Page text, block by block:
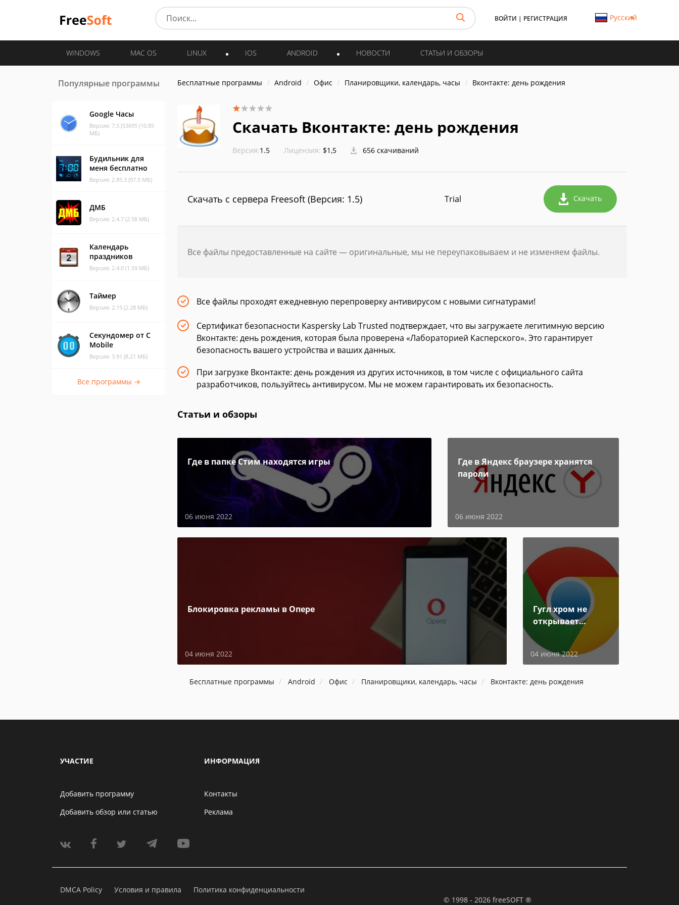
ВОЙТИ | РЕГИСТРАЦИЯ Русский
WINDOWS MAC OS LINUX IOS ANDROID НОВОСТИ СТАТЬИ И ОБЗОРЫ
Популярные программы
Google Часы
Версия: 7.5 (53695 (10.85
МБ)
Будильник для
меня бесплатно
Версия: 2.85.3 (97.5 МБ)
ДМБ
Версия: 2.4.7 (2.58 МБ)
Календарь
праздников
Версия: 2.4.0 (1.59 МБ)
Таймер
Версия: 2.15 (2.28 МБ)
Секундомер от C
Mobile
Версия: 3.91 (8.21 МБ)
Все программы →
Бесплатные программы Android Офис Планировщики, календарь, часы Вконтакте: день рождения
Скачать Вконтакте: день рождения
Версия:1.5 Лицензия: $1,5 656 скачиваний
Скачать с сервера Freesoft (Версия: 1.5) Trial Скачать
Все файлы предоставленные на сайте — оригинальные, мы не переупаковываем и не изменяем файлы.
Все файлы проходят ежедневную перепроверку антивирусом с новыми сигнатурами!
Сертификат безопасности Kaspersky Lab Trusted подтверждает, что вы загружаете легитимную версию
Вконтакте: день рождения, которая была проверена «Лабораторией Касперского». Это гарантирует
безопасность вашего устройства и ваших данных.
При загрузке Вконтакте: день рождения из других источников, в том числе с официального сайта
разработчиков, пользуйтесь антивирусом. Мы не можем гарантировать их безопасность.
Статьи и обзоры
Где в папке Стим находятся игры
06 июня 2022
Где в Яндекс браузере хранятся
пароли
06 июня 2022
Блокировка рекламы в Опере
04 июня 2022
Гугл хром не
открывает
04 июня 2022
Бесплатные программы Android Офис Планировщики, календарь, часы Вконтакте: день рождения
УЧАСТИЕ
Добавить программу
Добавить обзор или статью
ИНФОРМАЦИЯ
Контакты
Реклама
DMCA Policy Условия и правила
Политика конфиденциальности
© 1998 - 2026 freeSOFT ®